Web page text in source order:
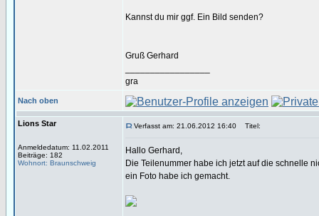
Kannst du mir ggf. Ein Bild senden?
Gruß Gerhard
gra
Nach oben
Lions Star
Anmeldedatum: 11.02.2011
Beiträge: 182
Wohnort: Braunschweig
Verfasst am: 21.06.2012 16:40 Titel:
Hallo Gerhard,
Die Teilenummer habe ich jetzt auf die schnelle
ein Foto habe ich gemacht.